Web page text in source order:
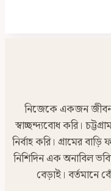
নিজেকে একজন
স্বাচ্ছন্দ্যবোধ করি।
নির্বাহ করি। গ্রামের
নিশিদিন এক অনাবিল
বেড়াই। বর্তমানে